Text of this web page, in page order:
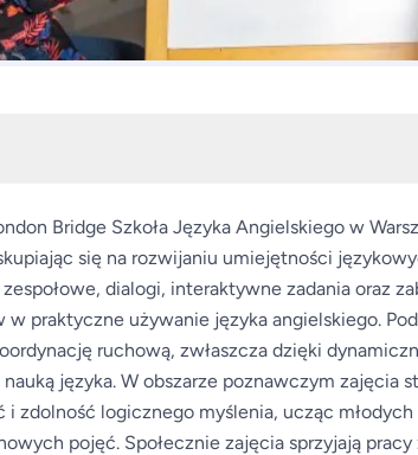
Bridge Szkoła Języka Angielskiego w
się na rozwijaniu umiejętności
dialogi, interaktywne zadania oraz
w praktyczne używanie języka angielskiego.
ruchową, zwłaszcza dzięki
nauką języka. W obszarze poznawczym zajęcia
i zdolność logicznego myślenia, ucząc
pojęć. Społecznie zajęcia sprzyjają